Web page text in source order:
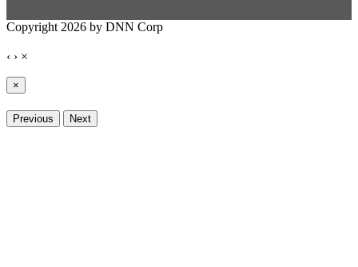
Copyright 2026 by DNN Corp
‹ › ×
×
Previous Next